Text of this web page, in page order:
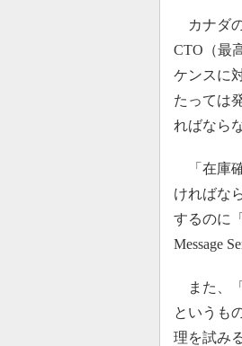
カナダの
CTO（最
ケンスに
たっては
ればなら
「在庫
ければな
するのに
Message
また、
というも
理を試み